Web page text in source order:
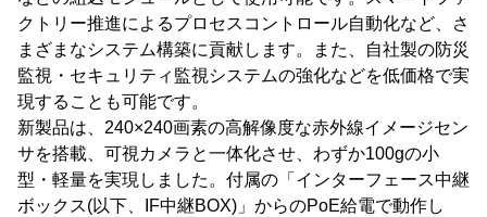
クトリー推進によるプロセスコントロール自動化など、さ
まざまなシステム構築に貢献します。また、自社製の防災
監視・セキュリティ監視システムの強化などを低価格で実
現することも可能です。
新製品は、240×240画素の高解像度な赤外線イメージセン
サを搭載、可視カメラと一体化させ、わずか100gの小
型・軽量を実現しました。付属の「インターフェース中継
ボックス(以下、IF中継BOX)」からのPoE給電で動作し